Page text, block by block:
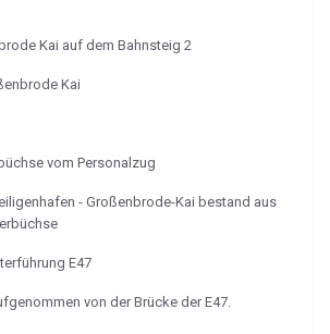
Kai
- Großenbrode-Kai bestand aus
von der Brücke der E47.